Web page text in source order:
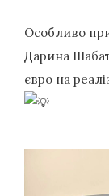
Особливо
Дарина
євро на